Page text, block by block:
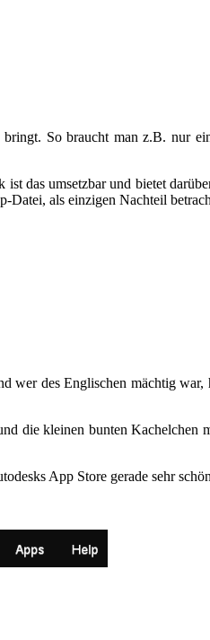
So braucht man z.B. nur
das umsetzbar und bietet
als einzigen Nachteil
wer des Englischen mächtig
die kleinen bunten Kachelchen
App Store gerade sehr